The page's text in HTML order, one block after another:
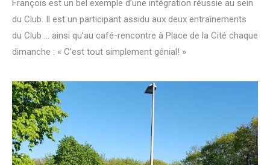
François est un bel exemple d’une intégration réussie au sein
du Club. Il est un participant assidu aux deux entraînements
du Club … ainsi qu’au café-rencontre à Place de la Cité chaque
dimanche : « C’est tout simplement génial! »